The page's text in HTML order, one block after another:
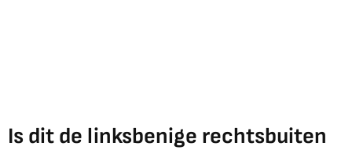
Is dit de linksbenige rechtsbuiten